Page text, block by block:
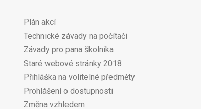
Plán akcí
Technické závady na počítači
Závady pro pana školníka
Staré webové stránky 2018
Přihláška na volitelné předměty
Prohlášení o dostupnosti
Změna vzhledem